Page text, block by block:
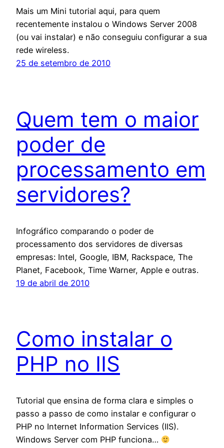
Mais um Mini tutorial aqui, para quem
recentemente instalou o Windows Server 2008
(ou vai instalar) e não conseguiu configurar a sua
rede wireless.
25 de setembro de 2010
Quem tem o maior
poder de
processamento em
servidores?
Infográfico comparando o poder de
processamento dos servidores de diversas
empresas: Intel, Google, IBM, Rackspace, The
Planet, Facebook, Time Warner, Apple e outras.
19 de abril de 2010
Como instalar o
PHP no IIS
Tutorial que ensina de forma clara e simples o
passo a passo de como instalar e configurar o
PHP no Internet Information Services (IIS).
Windows Server com PHP funciona…